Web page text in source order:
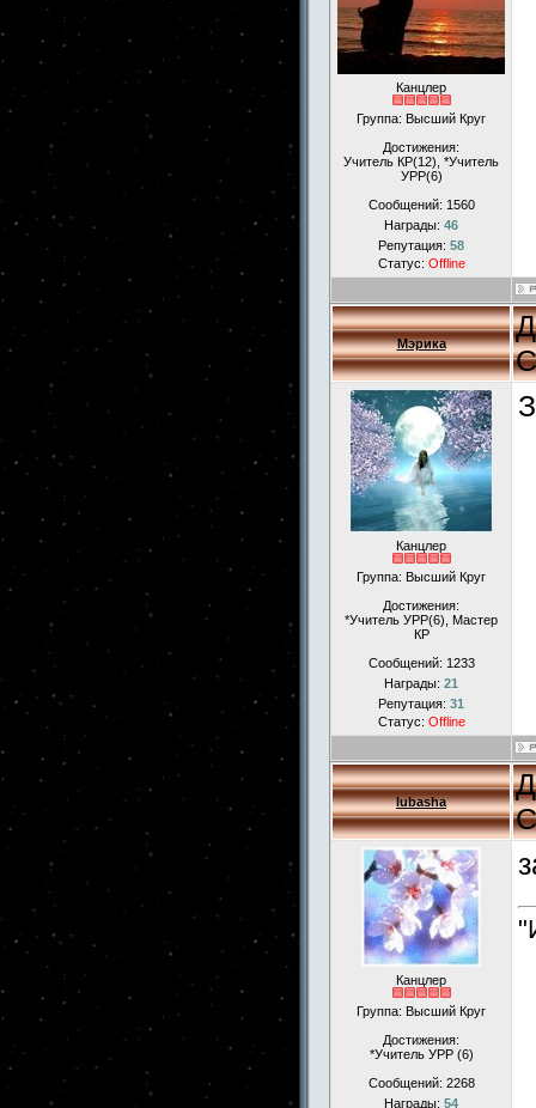
Канцлер
Группа: Высший Круг
Достижения:
Учитель КР(12), *Учитель
УРР(6)
Сообщений: 1560
Награды: 46
Репутация: 58
Статус: Offline
Мэрика
Канцлер
Группа: Высший Круг
Достижения:
*Учитель УРР(6), Мастер
КР
Сообщений: 1233
Награды: 21
Репутация: 31
Статус: Offline
lubasha
Канцлер
Группа: Высший Круг
Достижения:
*Учитель УРР (6)
Сообщений: 2268
Награды: 54